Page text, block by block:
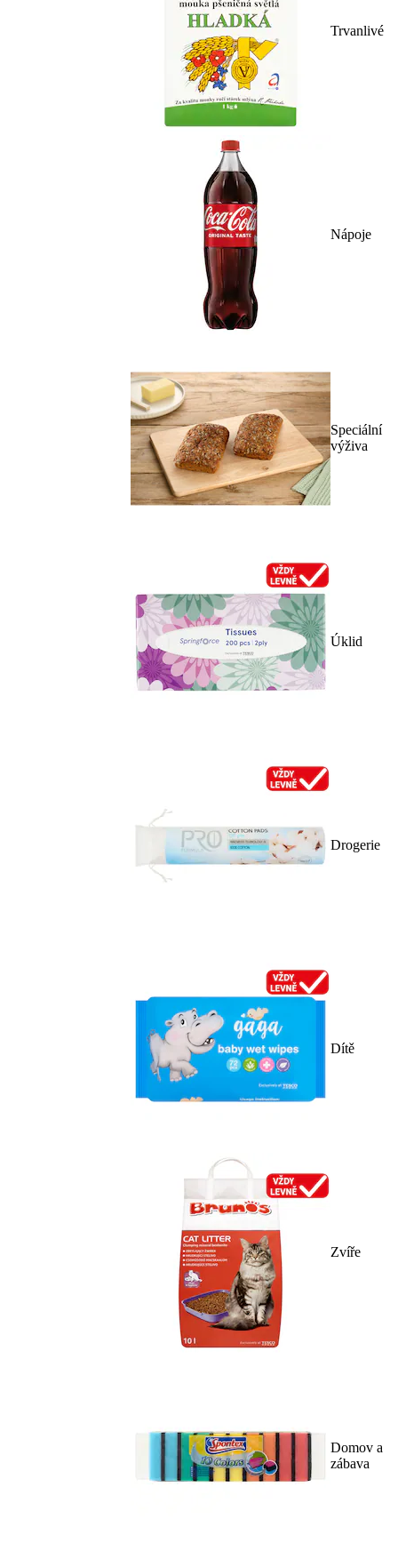
Trvanlivé
Nápoje
Speciální
výživa
Úklid
Drogerie
Dítě
Zvíře
Domov a
zábava